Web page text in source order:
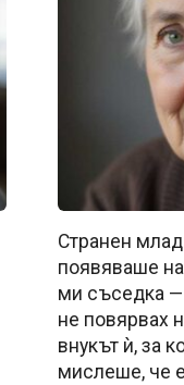
Странен
появяваше
ми съседка —
не повярвах
внукът ѝ, за
мислеше, че